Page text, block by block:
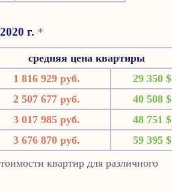
г. *
средняя цена квартиры
1 816 929 руб.
29 350 $
2 507 677 руб.
40 508 $
3 017 985 руб.
48 751 $
3 676 870 руб.
59 395 $
квартир для различного